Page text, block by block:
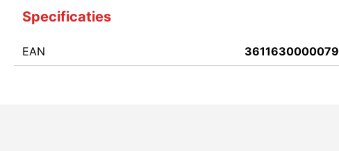
Specificaties
EAN 3611630000079